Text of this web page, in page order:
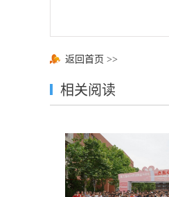
返回首页 >>
相关阅读